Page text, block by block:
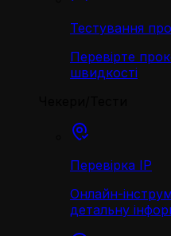
Тестування
Перевірте
швидкості
Перевірка IP
Онлайн-
детальну